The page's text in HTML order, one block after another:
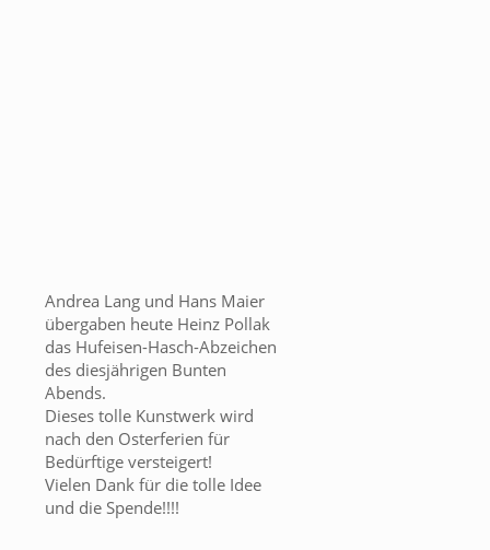
Andrea Lang und Hans Maier
übergaben heute Heinz Pollak
das Hufeisen-Hasch-Abzeichen
des diesjährigen Bunten
Abends.
Dieses tolle Kunstwerk wird
nach den Osterferien für
Bedürftige versteigert!
Vielen Dank für die tolle Idee
und die Spende!!!!